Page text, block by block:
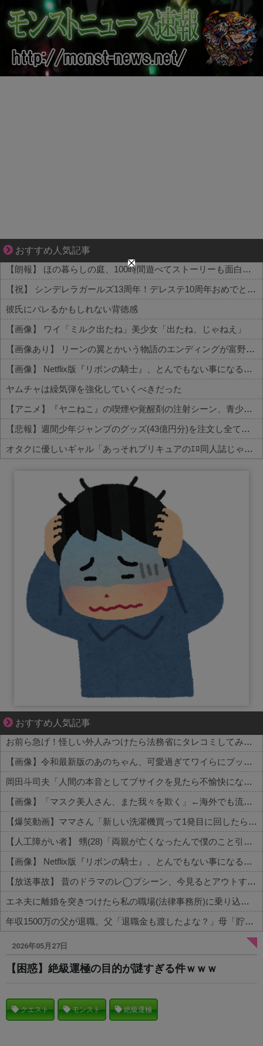
おすすめ人気記事
不器用な二人が辿り着いた、切なく温かい恋物語
【朗報】 ほの暮らしの庭、100時間遊べてストーリーも面白いスタバレの上位互換だとまじで好評
【祝】 シンデレラガールズ13周年！デレステ10周年おめでとう！ガチャ更新SSR八神マキノ・イベントSRイヴ、SR望月聖！
彼氏にバレるかもしれない背徳感
【画像】 ワイ「ミルク出たね」美少女「出たね、じゃねえ」
【画像あり】 リーンの翼とかいう物語のエンディングが富野作品の中でも屈指の美しさを誇る作品
【画像】 Netflix版『リボンの騎士』、とんでもない事になるｗｗｗｗｗ
ヤムチャは繰気弾を強化していくべきだった
【アニメ】『ヤニねこ』の喫煙や覚醒剤の注射シーン、青少年への影響をめぐってBPOで問題視「社会的な問題になっている時に紛らわしいことをするな」
【悲報】週間少年ジャンプのグッズ(43億円分)を注文し全てキャンセルした女逮捕ｗｗｗｗｗｗｗｗ
オタクに優しいギャル「あっそれプリキュアのｴﾛ同人誌じゃんww♡」
おすすめ人気記事
成長の先で気づいた想い、不器用な大人の恋
お前ら急げ！怪しい外人みつけたら法務省にタレコミしてみろ！意外と仕事するぞ？
【画像】令和最新版のあのちゃん、可愛過ぎてワイらにブッ刺さりまくりw w w w w w
岡田斗司夫「人間の本音としてブサイクを見たら不愉快になる。この責任をどうとるんだ」
【画像】「マスク美人さん、また我々を欺く」←海外でも流行りだした結果がこちらw w w w w w w
【爆笑動画】ママさん「新しい洗濯機買って1発目に回したらコレw」←こwれwはw w w w w w w w w w
【人工障がい者】 甥(28)「両親が亡くなったんで僕のこと引き取ってほしいんですけど！」なんでいい年したヒキニートを引き取らなきゃいけないんだ...
【画像】 Netflix版『リボンの騎士』、とんでもない事になるｗｗｗｗｗ
【放送事故】 昔のドラマのレ◯プシーン、今見るとアウトすぎる・・・
エネ夫に離婚を突きつけたら私の職場(法律事務所)に乗り込んできた 堂々と「離婚の法律相談です。母の薦めでこちらに参りました」と言っているが、...
年収1500万の父が退職。父「退職金も渡したよな？」母「貯金なんてないよー」父「全部なくなったの！？」→予想外の返事に家族騒然となり…
Powered by livedoor 相互RSS
2026年05月27日
【困惑】絶級運極の目的が謎すぎる件ｗｗｗ
クエスト モンスト 絶級運極